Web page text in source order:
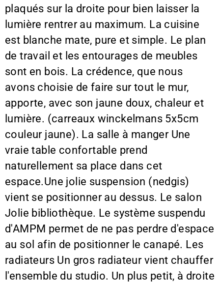
plaqués sur la droite pour bien laisser la
lumière rentrer au maximum. La cuisine
est blanche mate, pure et simple. Le plan
de travail et les entourages de meubles
sont en bois. La crédence, que nous
avons choisie de faire sur tout le mur,
apporte, avec son jaune doux, chaleur et
lumière. (carreaux winckelmans 5x5cm
couleur jaune). La salle à manger Une
vraie table confortable prend
naturellement sa place dans cet
espace.Une jolie suspension (nedgis)
vient se positionner au dessus. Le salon
Jolie bibliothèque. Le système suspendu
d'AMPM permet de ne pas perdre d'espace
au sol afin de positionner le canapé. Les
radiateurs Un gros radiateur vient chauffer
l'ensemble du studio. Un plus petit, à droite